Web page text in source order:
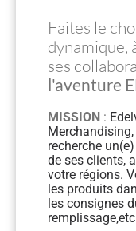
Faites le
dynamique,
ses
l'aventure
MISSION :
recherche
de ses clients,
votre régions.
les produits
les consignes